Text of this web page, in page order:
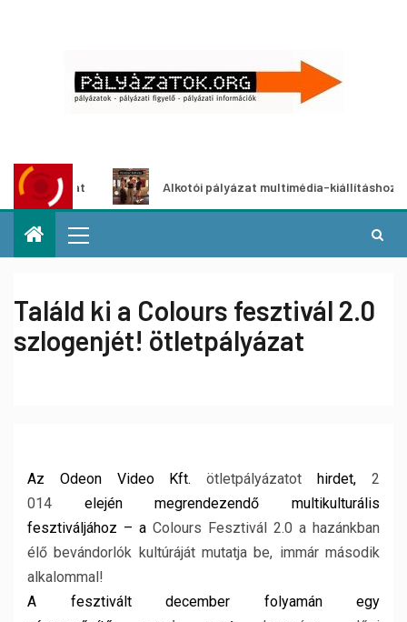
Alkotói pályázat multimédia-kiállításhoz
Találd ki a Colours fesztivál 2.0
szlogenjét! ötletpályázat
Az Odeon Video Kft.ötletpályázatot hirdet,2
014 elejénmegrendezendőmultikulturális
fesztiváljához – a Colours Fesztivál 2.0 a hazánkban
élő bevándorlók kultúráját mutatja be, immár második
alkalommal!
A fesztivált december folyamán egy